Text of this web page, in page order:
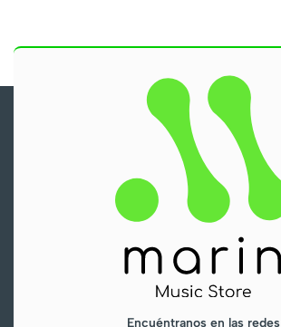
Encuéntranos en las redes